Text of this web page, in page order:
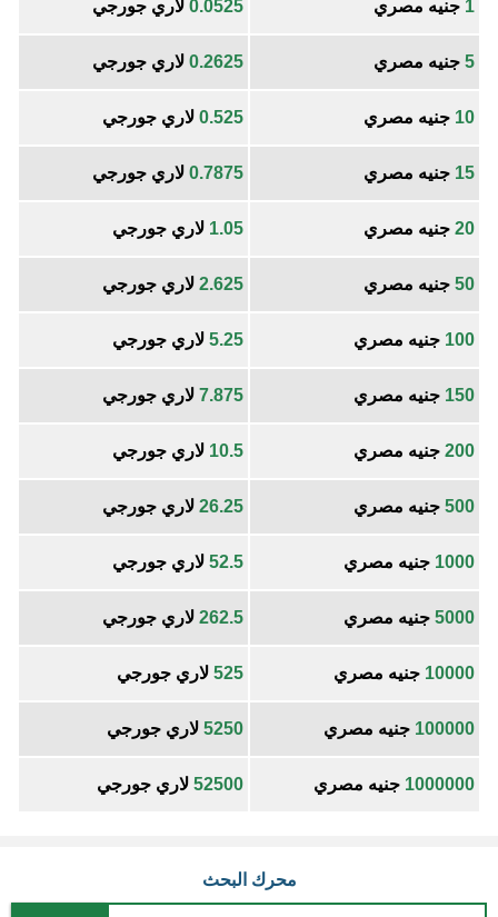
1 جنيه مصري 0.0525 لاري جورجي
5 جنيه مصري 0.2625 لاري جورجي
10 جنيه مصري 0.525 لاري جورجي
15 جنيه مصري 0.7875 لاري جورجي
20 جنيه مصري 1.05 لاري جورجي
50 جنيه مصري 2.625 لاري جورجي
100 جنيه مصري 5.25 لاري جورجي
150 جنيه مصري 7.875 لاري جورجي
200 جنيه مصري 10.5 لاري جورجي
500 جنيه مصري 26.25 لاري جورجي
1000 جنيه مصري 52.5 لاري جورجي
5000 جنيه مصري 262.5 لاري جورجي
10000 جنيه مصري 525 لاري جورجي
100000 جنيه مصري 5250 لاري جورجي
1000000 جنيه مصري 52500 لاري جورجي
محرك البحث